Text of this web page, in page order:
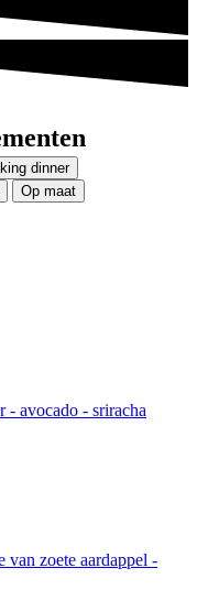
dinner
Op maat
- avocado - sriracha
van zoete aardappel -